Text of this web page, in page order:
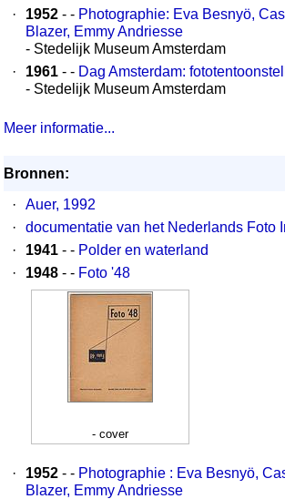
·
1952 - - Photographie: Eva Besnyö,
Blazer, Emmy Andriesse
- Stedelijk Museum Amsterdam
·
1961 - - Dag Amsterdam:
- Stedelijk Museum Amsterdam
Meer informatie...
Bronnen:
·
Auer, 1992
·
documentatie van het Nederlands Foto
·
1941 - - Polder en waterland
·
1948 - - Foto '48
- cover
· 1952 - - Photographie : Eva Besnyö,
Blazer, Emmy Andriesse